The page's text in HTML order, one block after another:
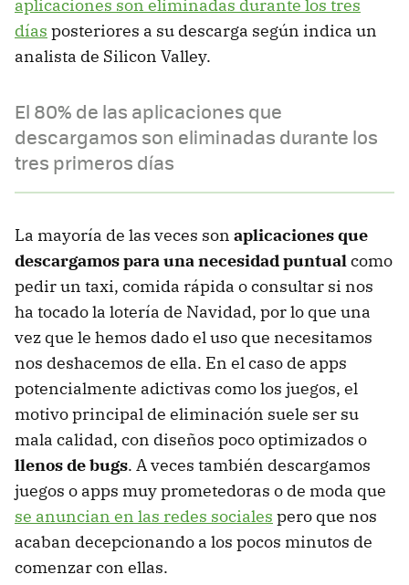
aplicaciones son eliminadas durante los tres
días posteriores a su descarga según indica un
analista de Silicon Valley.
El 80% de las aplicaciones que
descargamos son eliminadas durante los
tres primeros días
La mayoría de las veces son aplicaciones que
descargamos para una necesidad puntualcomo
pedir un taxi, comida rápida o consultar si nos
ha tocado la lotería de Navidad, por lo que una
vez que le hemos dado el uso que necesitamos
nos deshacemos de ella. En el caso de apps
potencialmente adictivas como los juegos, el
motivo principal de eliminación suele ser su
mala calidad, con diseños poco optimizados o
llenos de bugs. A veces también descargamos
juegos o apps muy prometedoras o de moda que
se anuncian en las redes sociales pero que nos
acaban decepcionando a los pocos minutos de
comenzar con ellas.